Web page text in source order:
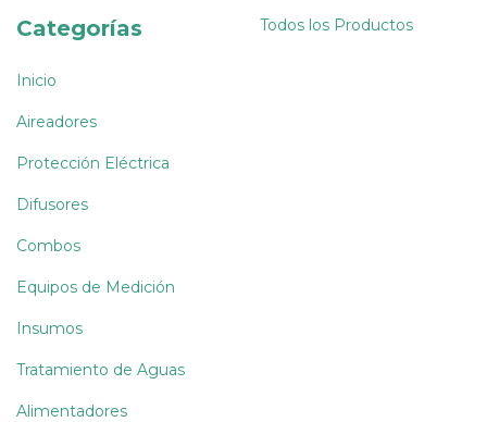
Categorías
Inicio
Aireadores
Protección Eléctrica
Difusores
Combos
Equipos de Medición
Insumos
Tratamiento de Aguas
Alimentadores
Todos los Productos